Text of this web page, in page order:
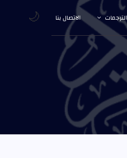
الترجمات الاتصال بنا 🌙